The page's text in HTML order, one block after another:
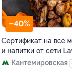
–40%
Сертификат на всё
и напитки от сети
Кантемировская